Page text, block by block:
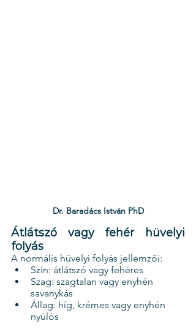
Dr. Baradács István PhD
Átlátszó vagy fehér hüvelyi
folyás
A normális hüvelyi folyás jellemzői:
Szín: átlátszó vagy fehéres
Szag: szagtalan vagy enyhén
savanykás
Állag: híg, krémes vagy enyhén
nyúlós